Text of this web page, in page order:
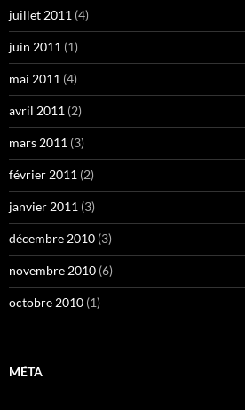
juillet 2011 (4)
juin 2011 (1)
mai 2011 (4)
avril 2011 (2)
mars 2011 (3)
février 2011 (2)
janvier 2011 (3)
décembre 2010 (3)
novembre 2010 (6)
octobre 2010 (1)
MÉTA